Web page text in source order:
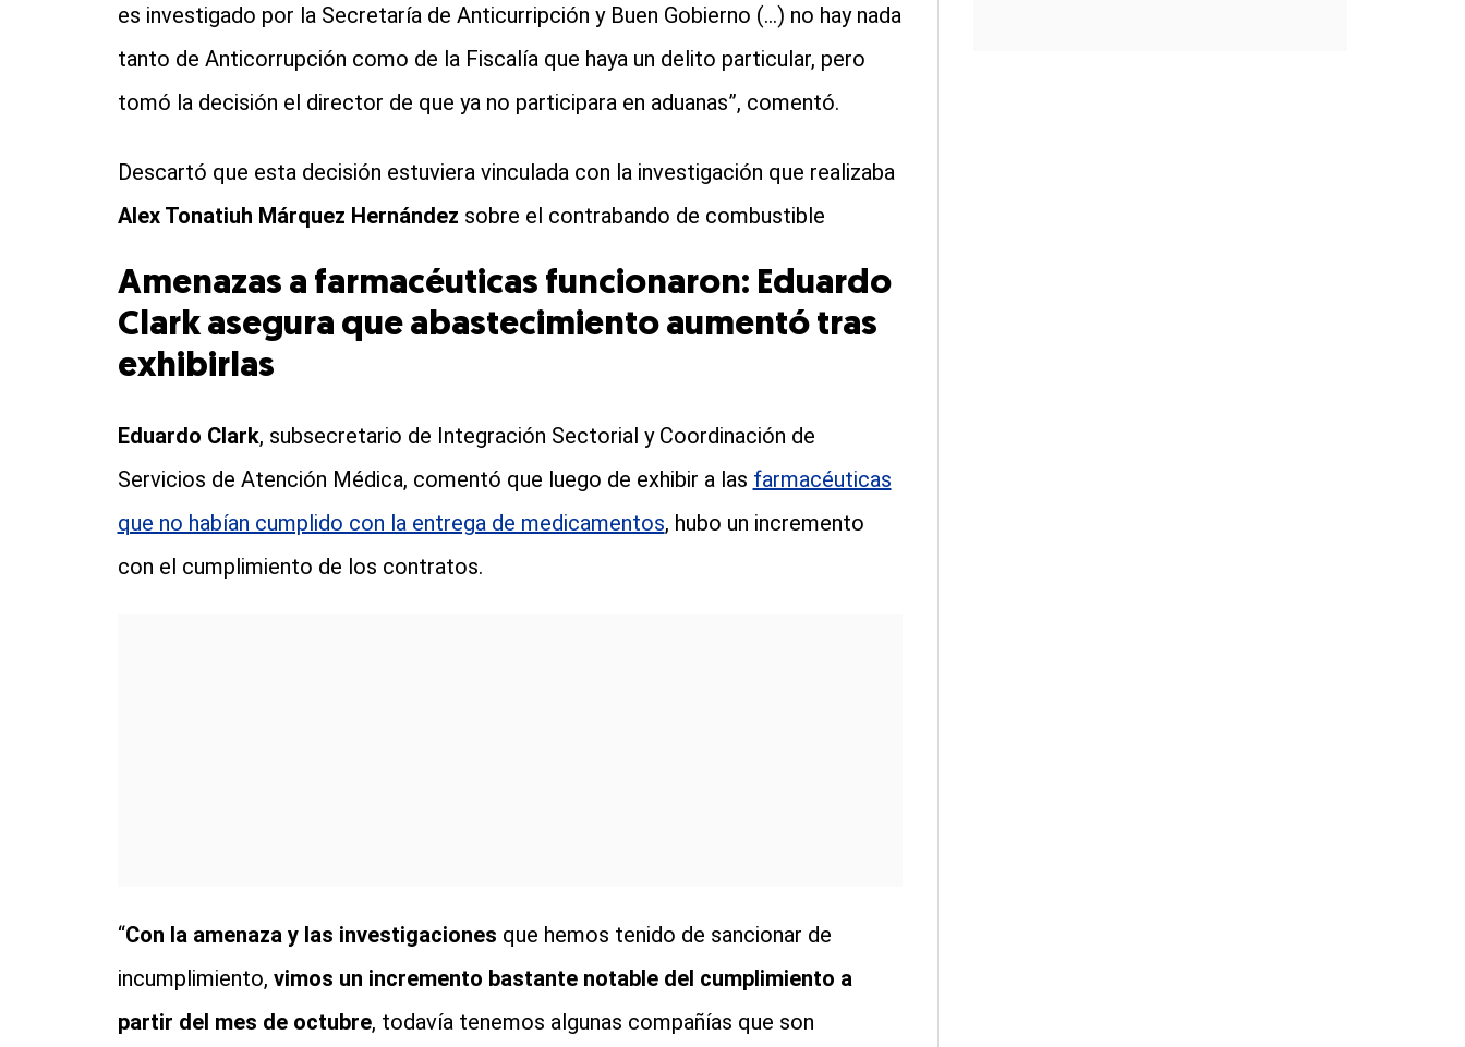
es investigado por la Secretaría de Anticurripción y Buen Gobierno (...) no hay nada
tanto de Anticorrupción como de la Fiscalía que haya un delito particular, pero
tomó la decisión el director de que ya no participara en aduanas”, comentó.
Descartó que esta decisión estuviera vinculada con la investigación que realizaba
Alex Tonatiuh Márquez Hernández sobre el contrabando de combustible
Amenazas a farmacéuticas funcionaron: Eduardo
Clark asegura que abastecimiento aumentó tras
exhibirlas
Eduardo Clark, subsecretario de Integración Sectorial y Coordinación de
Servicios de Atención Médica, comentó que luego de exhibir a las farmacéuticas
que no habían cumplido con la entrega de medicamentos, hubo un incremento
con el cumplimiento de los contratos.
“Con la amenaza y las investigaciones que hemos tenido de sancionar de
incumplimiento, vimos un incremento bastante notable del cumplimiento a
partir del mes de octubre, todavía tenemos algunas compañías que son